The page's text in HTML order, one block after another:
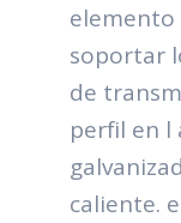
elemento
soportar
de
perfil en l
caliente.